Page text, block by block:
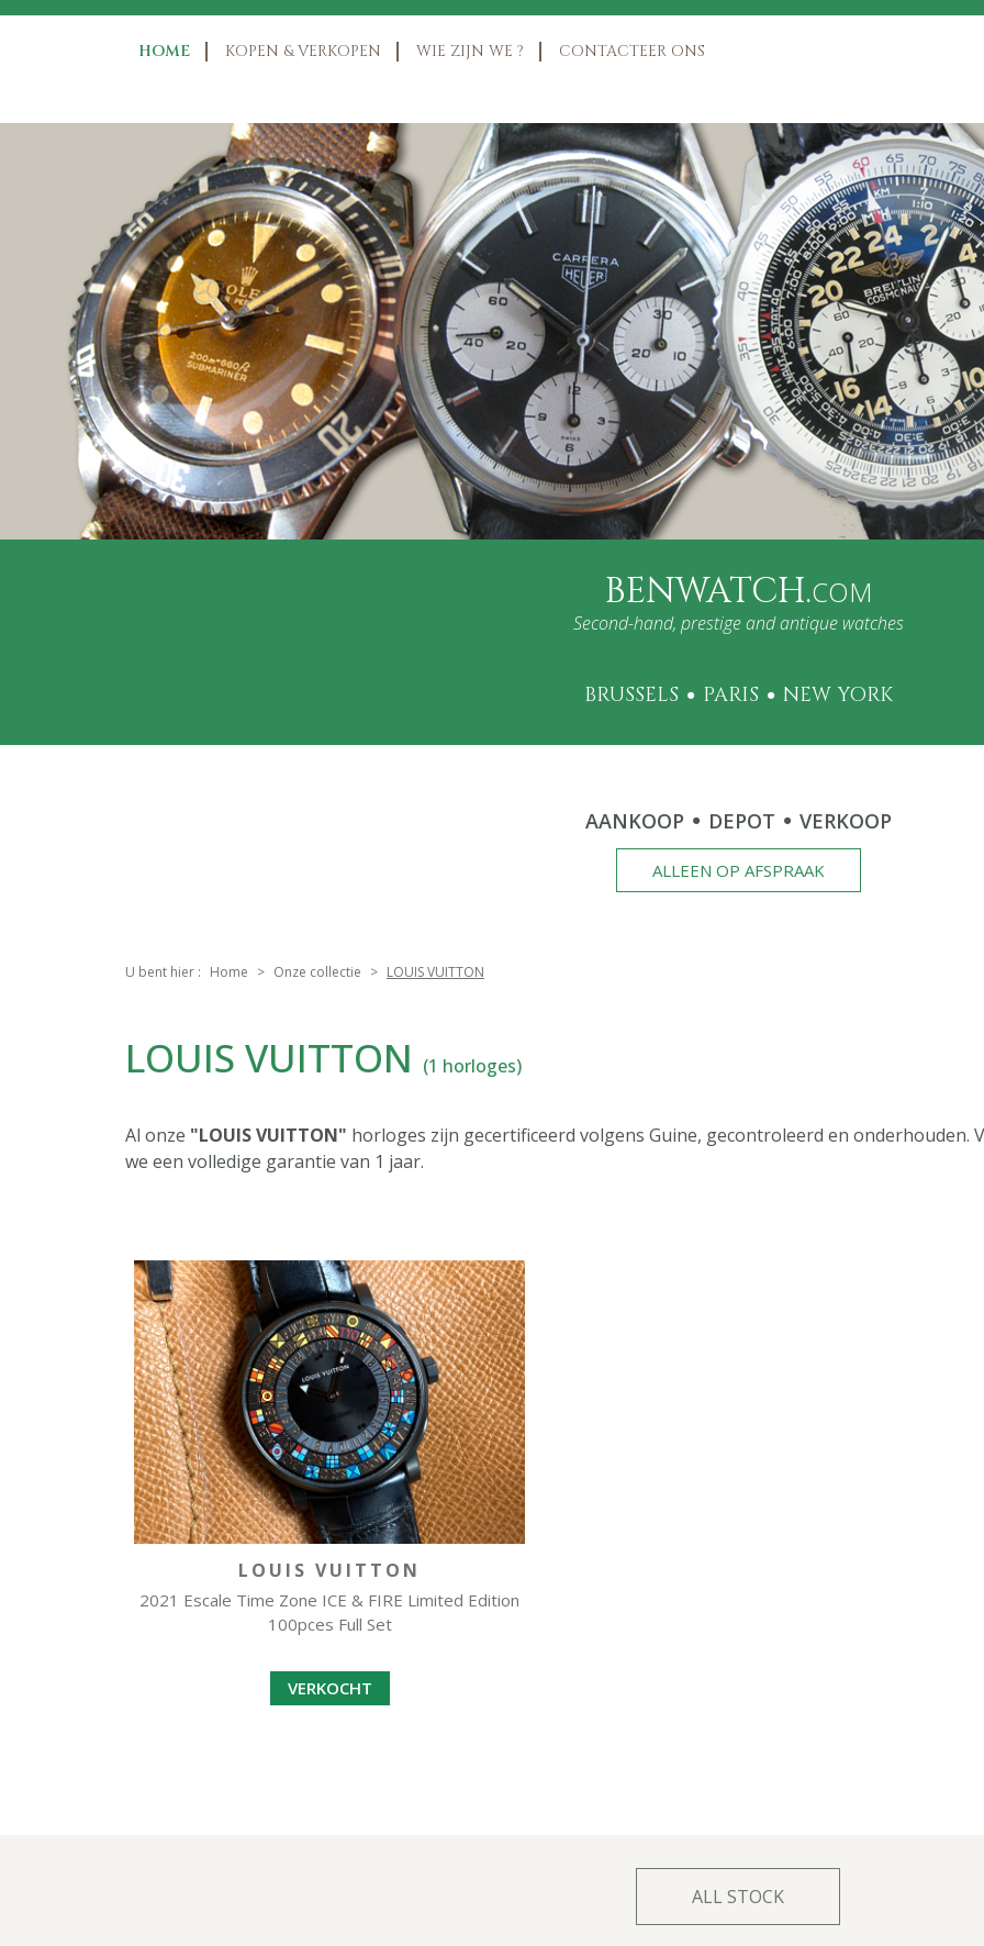
HOME KOPEN & VERKOPEN WIE ZIJN WE ? CONTACTEER ONS
BENWATCH.COM
Second-hand, prestige and antique watches
BRUSSELS PARIS NEW YORK
AANKOOP DEPOT VERKOOP
ALLEEN OP AFSPRAAK
U bent hier : Home Onze collectie LOUIS VUITTON
LOUIS VUITTON (1 horloges)
Al onze "LOUIS VUITTON" horloges zijn gecertificeerd volgens Guine, gecontroleerd en onderhouden.
we een volledige garantie van 1 jaar.
LOUIS VUITTON
2021 Escale Time Zone ICE & FIRE Limited Edition
100pces Full Set
VERKOCHT
ALL STOCK